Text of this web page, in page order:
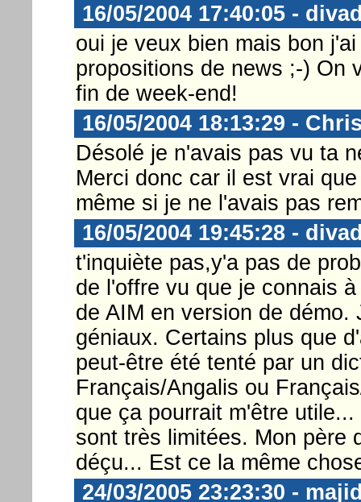
16/05/2004 17:40:05 -
oui je veux bien mais bon
propositions de news ;-) On
fin de week-end!
16/05/2004 18:13:29 -
Désolé je n'avais pas vu ta
Merci donc car il est vrai
même si je ne l'avais pas
16/05/2004 19:45:28 -
t'inquiète pas,y'a pas de
de l'offre vu que je connais
de AIM en version de
géniaux. Certains plus que
peut-être été tenté par un
Français/Angalis ou
que ça pourrait m'être
sont très limitées. Mon père
déçu... Est ce la même
24/03/2005 23:23:30 -